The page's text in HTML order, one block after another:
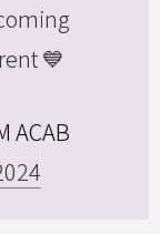
💙
ACAB